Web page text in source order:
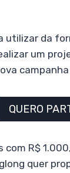
utilizar da
um
QUERO
com R$
quer